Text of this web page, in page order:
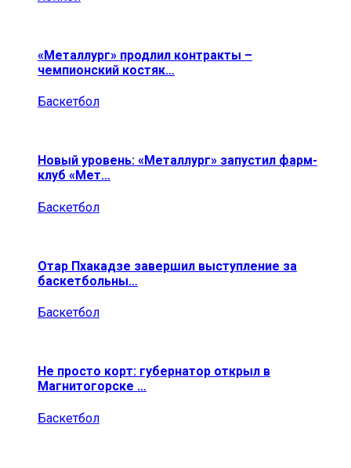
«Металлург» продлил контракты –
чемпионский костяк…
Баскетбол
Новый уровень: «Металлург» запустил фарм-
клуб «Мет…
Баскетбол
Отар Пхакадзе завершил выступление за
баскетбольны…
Баскетбол
Не просто корт: губернатор открыл в
Магнитогорске …
Баскетбол